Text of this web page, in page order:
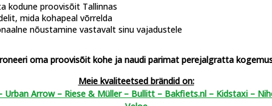
Family -
Bimas e-cargo FAMILY
3.3. economy
kodune proovisõit Tallinnas
mida kohapeal võrrelda
nõustamine vastavalt sinu vajadustele
oma proovisõit kohe ja naudi parimat perejalgratta
Meie kvaliteetsed brändid on:
Urban Arrow – Riese & Müller – Bullitt – Bakfiets.nl – Kidstaxi –